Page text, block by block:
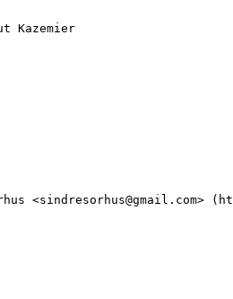
Kazemier
<sindresorhus@gmail.com>